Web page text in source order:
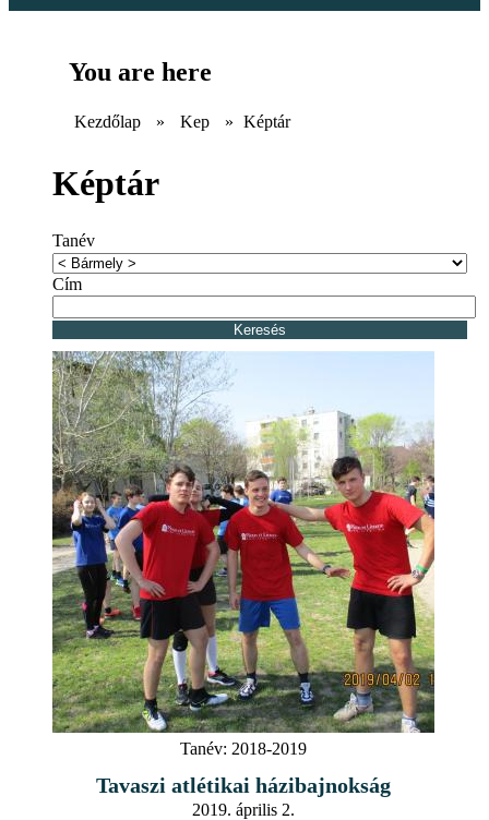
You are here
Kezdőlap » Kep » Képtár
Képtár
Tanév
Cím
Tanév: 2018-2019
Tavaszi atlétikai házibajnokság
2019. április 2.